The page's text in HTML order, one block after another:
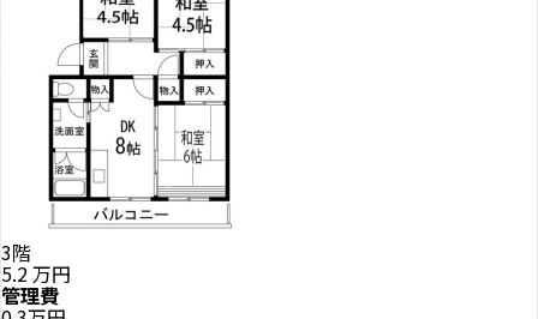
3階
5.2万円
管理費